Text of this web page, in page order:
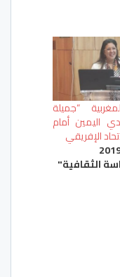
“جميلة
اليمين أمام
الإفريقي
الثقافية"